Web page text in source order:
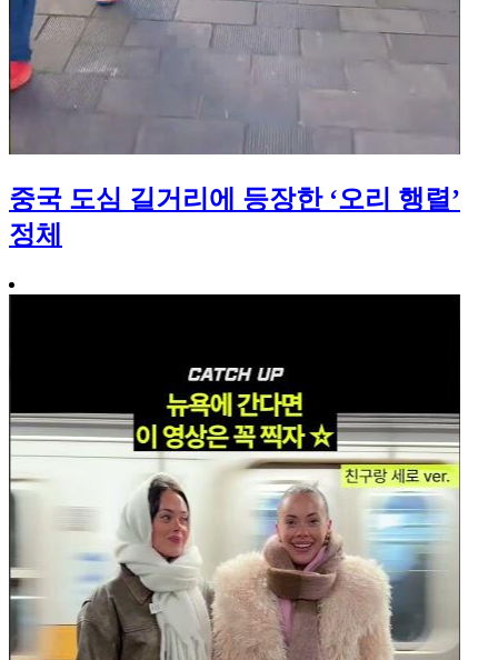
중국 도심 길거리에 등장한 ‘오리 행렬’
정체